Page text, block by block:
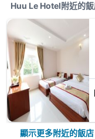
Huu Le Hotel附近的
顯示更多附近的飯店